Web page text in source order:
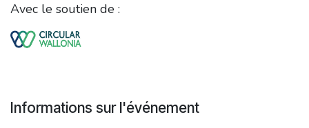
Avec le soutien de :
Informations sur l'événement